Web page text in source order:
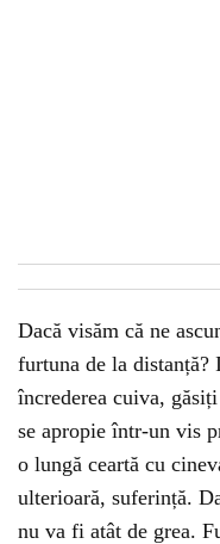
Dacă visăm că ne
furtuna de la
încrederea cuiva,
se apropie într-un vis
o lungă ceartă cu
ulterioară, suferință.
nu va fi atât de grea.